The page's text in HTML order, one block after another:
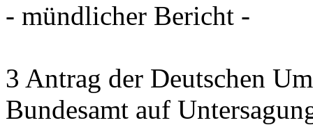
- mündlicher Bericht -
3 Antrag der Deutschen
Bundesamt auf